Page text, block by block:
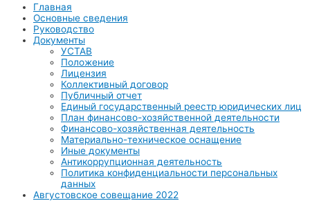
Главная
Основные сведения
Руководство
Документы
УСТАВ
Положение
Лицензия
Коллективный договор
Публичный отчет
Единый государственный реестр юридических лиц
План финансово-хозяйственной деятельности
Финансово-хозяйственная деятельность
Материально-техническое оснащение
Иные документы
Антикоррупционная деятельность
Политика конфиденциальности персональных
данных
Августовское совещание 2022